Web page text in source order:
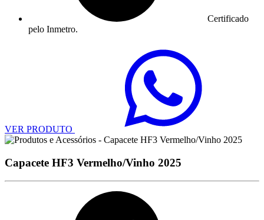
Certificado
pelo Inmetro.
VER PRODUTO
Capacete HF3 Vermelho/Vinho 2025